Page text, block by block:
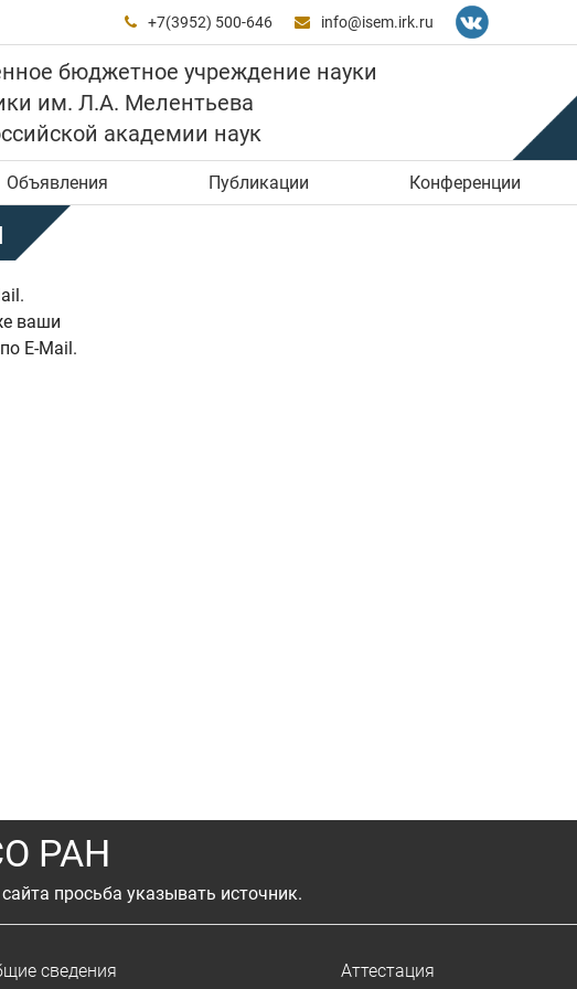
 +7(3952) 500-646  info@isem.irk.ru
бюджетное учреждение науки
им. Л.А. Мелентьева
академии наук
Объявления Публикации Конференции
ваши
E-Mail.
РАН
просьба указывать источник.
сведения
Аттестация